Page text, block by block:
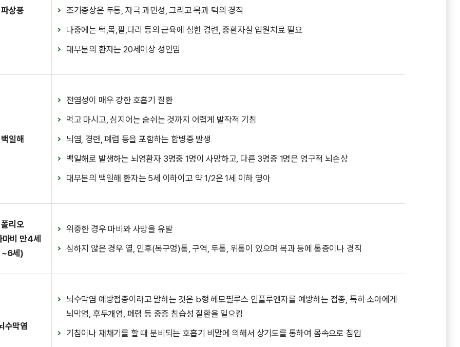
파상풍
조기증상은 두통, 자극 과민성, 그리고 목과 턱의 경직
나중에는 턱,목,팔,다리 등의 근육에 심한 경련, 중환자실 입원치료 필요
대부분의 환자는 20세이상 성인임
백일해
전염성이 매우 강한 호흡기 질환
먹고 마시고, 심지어는 숨쉬는 것까지 어렵게 발작적 기침
뇌염, 경련, 폐렴 등을 포함하는 합병증 발생
백일해로 발생하는 뇌염환자 3명중 1명이 사망하고, 다른 3명중 1명은 영구적 뇌손상
대부분의 백일해 환자는 5세 이하이고 약 1/2은 1세 이하 영아
폴리오
비 만4세
~6세)
위중한 경우 마비와 사망을 유발
심하지 않은 경우 열, 인후(목구멍)통, 구역, 두통, 위통이 있으며 목과 등에 통증이나 경직
수막염
뇌수막염 예방접종이라고 말하는 것은 b형 헤모필루스 인플루엔자를 예방하는 접종, 특히 소아에게
뇌막염, 후두개염, 폐렴 등 중증 침습성 질환을 일으킴
기침이나 재채기를 할 때 분비되는 호흡기 비말에 의해서 상기도를 통하여 몸속으로 침입